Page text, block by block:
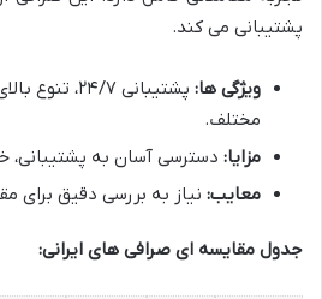
پشتیبانی می کند.
ویژگی ها:
پشتیبانی ۲۴/
مختلف.
مزایا: دسترسی آسان به پشتیبانی،
معایب: نیاز به بررسی دقیق برای
جدول مقایسه ای صرافی های ایرانی: